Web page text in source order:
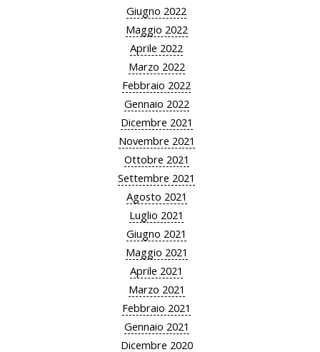
Giugno 2022
Maggio 2022
Aprile 2022
Marzo 2022
Febbraio 2022
Gennaio 2022
Dicembre 2021
Novembre 2021
Ottobre 2021
Settembre 2021
Agosto 2021
Luglio 2021
Giugno 2021
Maggio 2021
Aprile 2021
Marzo 2021
Febbraio 2021
Gennaio 2021
Dicembre 2020